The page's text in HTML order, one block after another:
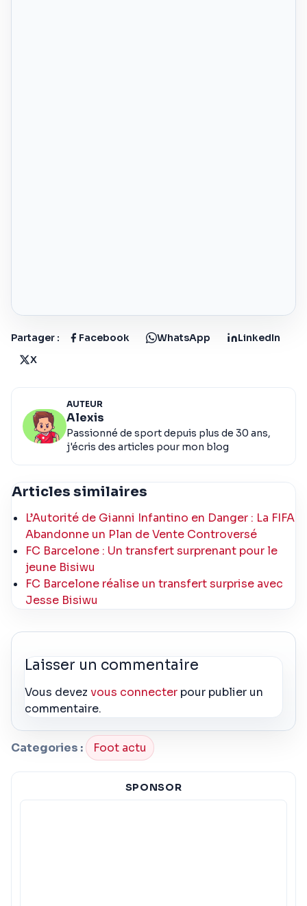
Partager : Facebook WhatsApp
LinkedIn
X
AUTEUR
Alexis
Passionné de sport depuis plus de 30 ans,
j'écris des articles pour mon blog
Articles similaires
L’Autorité de Gianni Infantino en Danger : La FIFA
Abandonne un Plan de Vente Controversé
FC Barcelone : Un transfert surprenant pour le
jeune Bisiwu
FC Barcelone réalise un transfert surprise avec
Jesse Bisiwu
Laisser un commentaire
Vous devezvous connecter pour publier un
commentaire.
Categories : Foot actu
SPONSOR